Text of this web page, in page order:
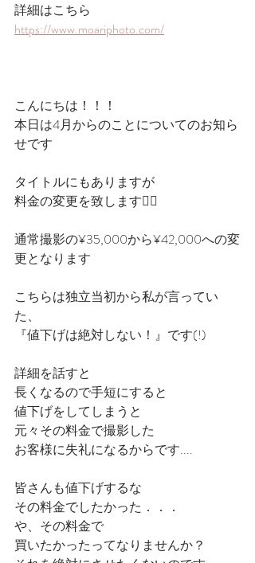
詳細はこちら
https://www.moariphoto.com/
こんにちは！！！
本日は4月からのことについてのお知ら
せです
タイトルにもありますが
料金の変更を致します🙇‍♂
通常撮影の¥35,000から¥42,000への変
更となります
こちらは独立当初から私が言ってい
た、
『値下げは絶対しない！』です(!)
詳細を話すと
長くなるので手短にすると
値下げをしてしまうと
元々その料金で撮影した
お客様に失礼になるからです....
皆さんも値下げするな
その料金でしたかった．．．
や、その料金で
買いたかったってなりませんか？